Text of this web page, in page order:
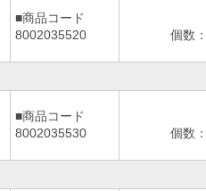
■商品コード
8002035520
個数：
■商品コード
8002035530
個数：